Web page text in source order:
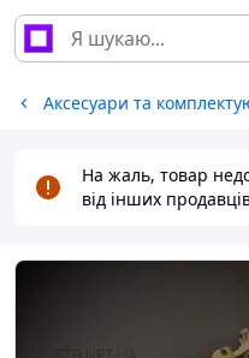
Аксесуари та
На жаль, товар
від інших